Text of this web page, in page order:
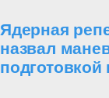
Ядерная
назвал
подготовкой